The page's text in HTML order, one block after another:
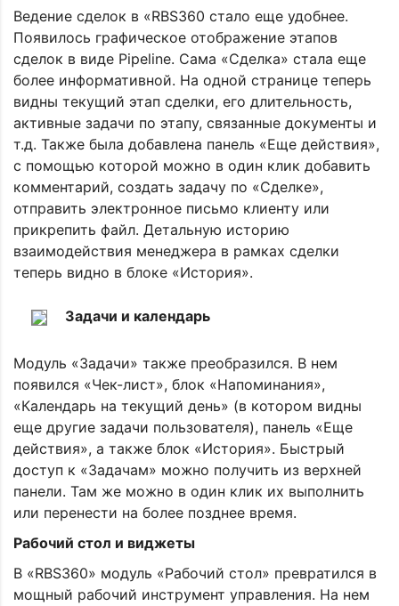
Ведение сделок в «RBS360 стало еще удобнее.
Появилось графическое отображение этапов
сделок в виде Pipeline. Сама «Сделка» стала еще
более информативной. На одной странице теперь
видны текущий этап сделки, его длительность,
активные задачи по этапу, связанные документы и
т.д. Также была добавлена панель «Еще действия»,
с помощью которой можно в один клик добавить
комментарий, создать задачу по «Сделке»,
отправить электронное письмо клиенту или
прикрепить файл. Детальную историю
взаимодействия менеджера в рамках сделки
теперь видно в блоке «История».
Задачи и календарь
Модуль «Задачи» также преобразился. В нем
появился «Чек-лист», блок «Напоминания»,
«Календарь на текущий день» (в котором видны
еще другие задачи пользователя), панель «Еще
действия», а также блок «История». Быстрый
доступ к «Задачам» можно получить из верхней
панели. Там же можно в один клик их выполнить
или перенести на более позднее время.
Рабочий стол и виджеты
В «RBS360» модуль «Рабочий стол» превратился в
мощный рабочий инструмент управления. На нем